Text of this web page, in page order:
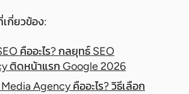
กี่ยวข้อง:
คืออะไร? กลยุทธ์ SEO
ติดหน้าแรก Google 2026
Agency คืออะไร? วิธีเลือก